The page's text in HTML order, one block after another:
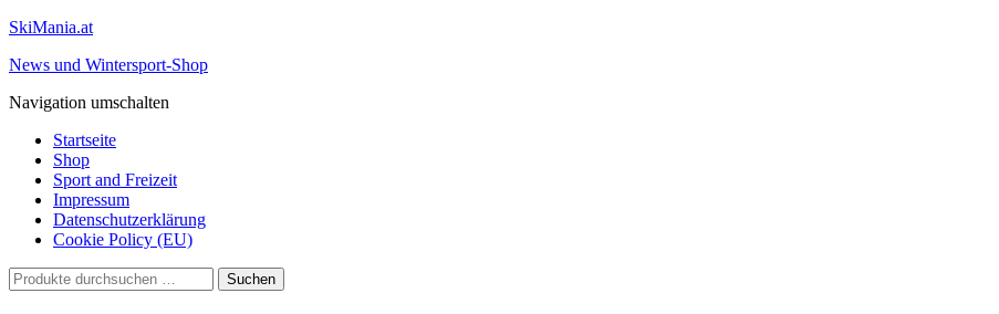
SkiMania.at
News und Wintersport-Shop
Navigation umschalten
Startseite
Shop
Sport and Freizeit
Impressum
Datenschutzerklärung
Cookie Policy (EU)